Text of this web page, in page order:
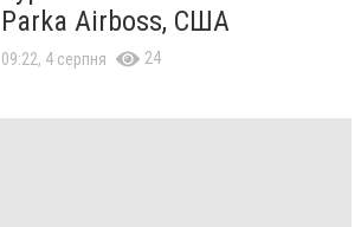
Parka Airboss, США
09:22, 4 серпня 24